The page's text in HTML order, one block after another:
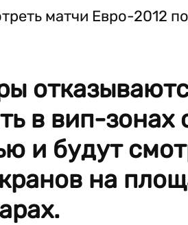
в вип-зонах
и будут
на